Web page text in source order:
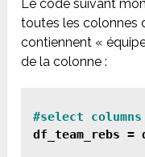
Le code suivant
toutes les colonnes
contiennent «
de la colonne :
#select
df_team_rebs =